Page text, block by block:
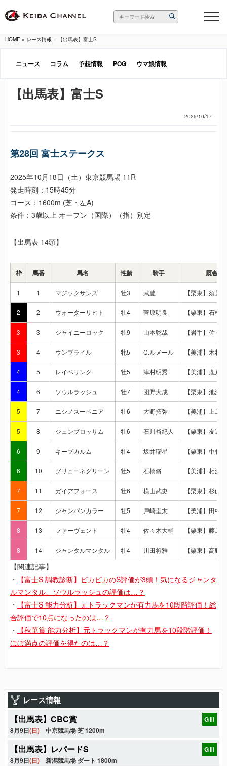
HOME » レース情報 » 【出馬表】富士S
ニュース コラム 予想情報 POG ウマ娘情報
【出馬表】富士S
2025/10/17
第28回 富士ステークス
2025年10月18日（土）東京競馬場 11R
発走時刻：15時45分
コース：1600m (芝・左A)
条件：3歳以上 オープン（国際）（指）別定
【出馬表 14頭】
枠 馬番 馬名 性齢 騎手 厩舎
1 1 マジックサンズ 牡3 武豊 【栗東】須貝
2 2 ウォーターリヒト 牡4 菅原明良 【栗東】石橋守
3 3 シャイニーロック 牡9 山本聡哉 【岩手】佐々
3 4 ウンブライル 牝5 C.ルメール 【美浦】木村
4 5 レイベリング 牡5 津村明秀 【美浦】鹿戸
4 6 ソウルラッシュ 牡7 団野大成 【栗東】池江
5 7 ニシノスーベニア 牡6 大野拓弥 【美浦】上原
5 8 ジュンブロッサム 牡6 石川裕紀人 【栗東】友道
6 9 キープカルム 牡4 坂井瑠星 【栗東】中竹
6 10 グリューネグリーン 牡5 石橋脩 【美浦】相沢郁
7 11 ガイアフォース 牡6 横山武史 【栗東】杉山
7 12 シャンパンカラー 牡5 戸崎圭太 【美浦】田中剛
8 13 ファーヴェント 牡4 佐々木大輔 【栗東】藤原
8 14 ジャンタルマンタル 牡4 川田将雅 【栗東】高野
【関連記事】
・
【富士S 調教診断】ピカピカのS評価が3頭！気になるジャンタ
ルマンタル、ソウルラッシュの評価は…？
・
【富士S 能力分析】元トラックマンが有力馬を10段階評価！総
合評価で10点になったのは…？
・
【秋華賞 能力分析】元トラックマンが有力馬を10段階評価！
ほぼ満点の評価を得たのは…？
レース情報
【出馬表】CBC賞
GⅢ
8月9日(日) 中京競馬場 芝 1200m
【出馬表】レパードS
GⅢ
8月9日(日) 新潟競馬場 ダート 1800m